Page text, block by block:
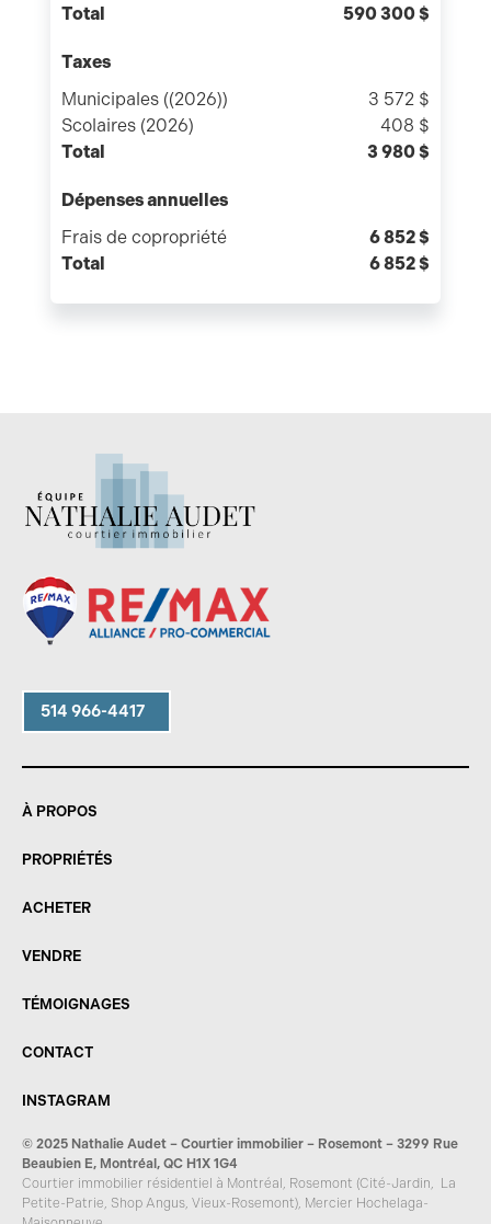
Total
590 300 $
Taxes
Municipales ((2026))
3 572 $
Scolaires (2026)
408 $
Total
3 980 $
Dépenses annuelles
Frais de copropriété
6 852 $
Total
6 852 $
514 966-4417
À PROPOS
PROPRIÉTÉS
ACHETER
VENDRE
TÉMOIGNAGES
CONTACT
INSTAGRAM
© 2025 Nathalie Audet – Courtier immobilier – Rosemont – 3299 Rue
Beaubien E, Montréal, QC H1X 1G4
Courtier immobilier résidentiel à Montréal, Rosemont (Cité-Jardin, La
Petite-Patrie, Shop Angus, Vieux-Rosemont), Mercier Hochelaga-